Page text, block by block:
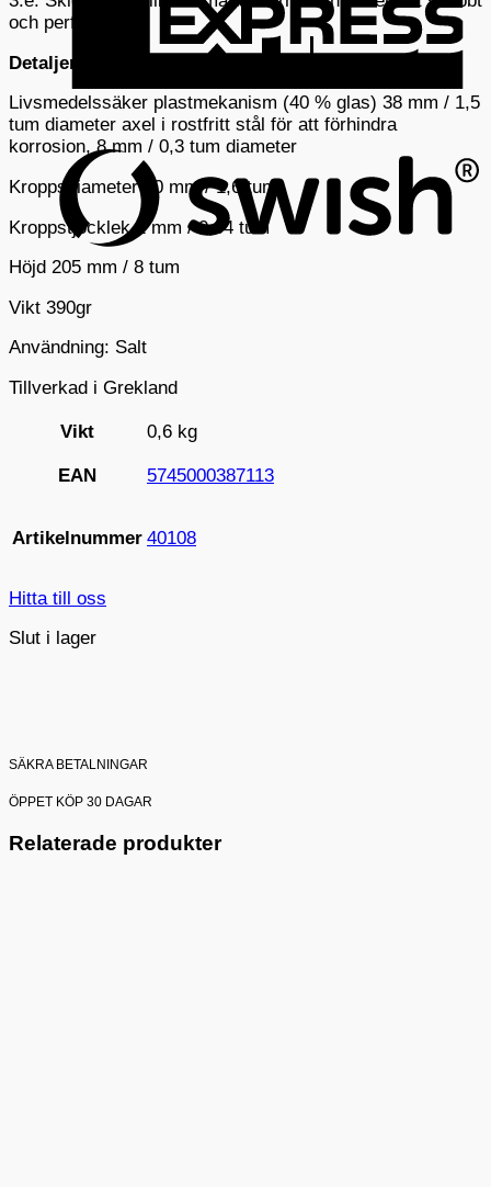
och perfekt
Detaljerat
Livsmedelssäker plastmekanism (40 % glas) 38 mm / 1,5
tum diameter axel i rostfritt stål för att förhindra
korrosion, 8 mm / 0,3 tum diameter
Kroppsdiameter 40 mm / 1,6 tum
Kroppstjocklek 1 mm / 0,04 tum
Höjd 205 mm / 8 tum
Vikt 390gr
Användning: Salt
Tillverkad i Grekland
Vikt 0,6 kg
EAN 5745000387113
Artikelnummer 40108
Hitta till oss
Slut i lager
SÄKRA BETALNINGAR
ÖPPET KÖP 30 DAGAR
Relaterade produkter